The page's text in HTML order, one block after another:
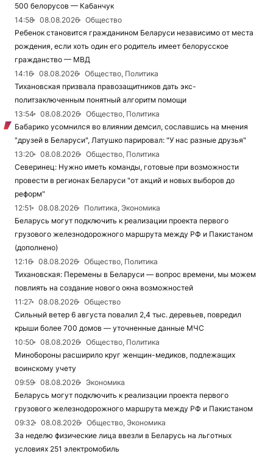
500 белорусов — Кабанчук
14:58
08.08.2026
Общество
Ребенок становится гражданином Беларуси независимо от места
рождения, если хоть один его родитель имеет белорусское
гражданство — МВД
14:16
08.08.2026
Общество, Политика
Тихановская призвала правозащитников дать экс-
политзаключенным понятный алгоритм помощи
13:54
08.08.2026
Общество, Политика
Бабарико усомнился во влиянии демсил, сославшись на мнения
"друзей в Беларуси", Латушко парировал: "У нас разные друзья"
13:20
08.08.2026
Общество, Политика
Северинец: Нужно иметь команды, готовые при возможности
провести в регионах Беларуси "от акций и новых выборов до
реформ"
12:51
08.08.2026
Политика, Экономика
Беларусь могут подключить к реализации проекта первого
грузового железнодорожного маршрута между РФ и Пакистаном
(дополнено)
12:16
08.08.2026
Общество, Политика
Тихановская: Перемены в Беларуси — вопрос времени, мы можем
повлиять на создание нового окна возможностей
11:27
08.08.2026
Общество
Сильный ветер 6 августа повалил 2,4 тыс. деревьев, повредил
крыши более 700 домов — уточненные данные МЧС
10:50
08.08.2026
Общество, Политика
Минобороны расширило круг женщин-медиков, подлежащих
воинскому учету
09:59
08.08.2026
Экономика
Беларусь могут подключить к реализации проекта первого
грузового железнодорожного маршрута между РФ и Пакистаном
09:32
08.08.2026
Общество, Экономика
За неделю физические лица ввезли в Беларусь на льготных
условиях 251 электромобиль